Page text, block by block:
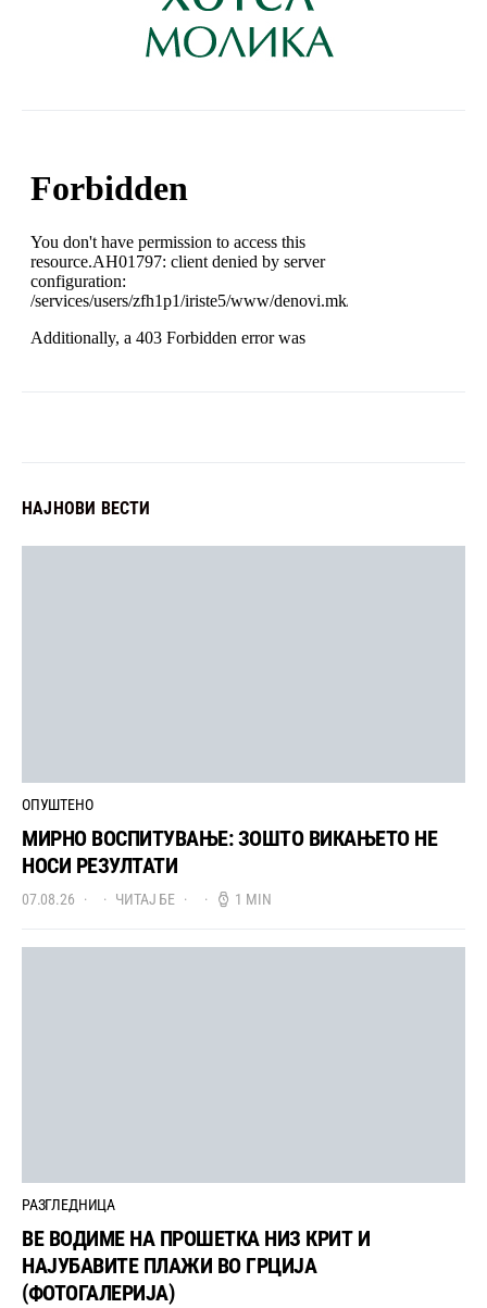
НАЈНОВИ ВЕСТИ
ОПУШТЕНО
МИРНО ВОСПИТУВАЊЕ: ЗОШТО ВИКАЊЕТО НЕ
НОСИ РЕЗУЛТАТИ
07.08.26 ЧИТАЈ БЕ 1 MIN
РАЗГЛЕДНИЦА
ВЕ ВОДИМЕ НА ПРОШЕТКА НИЗ КРИТ И
НАЈУБАВИТЕ ПЛАЖИ ВО ГРЦИЈА
(ФОТОГАЛЕРИЈА)